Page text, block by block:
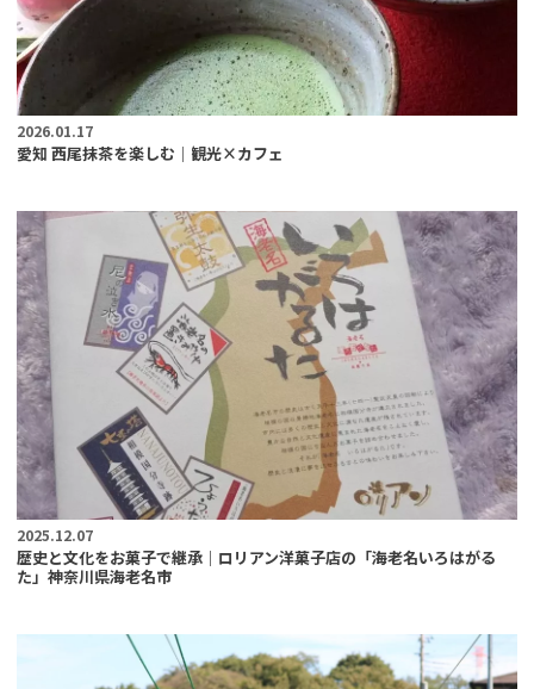
2026.01.17
愛知 西尾抹茶を楽しむ｜観光×カフェ
2025.12.07
歴史と文化をお菓子で継承｜ロリアン洋菓子店の「海老名いろはがる
た」神奈川県海老名市